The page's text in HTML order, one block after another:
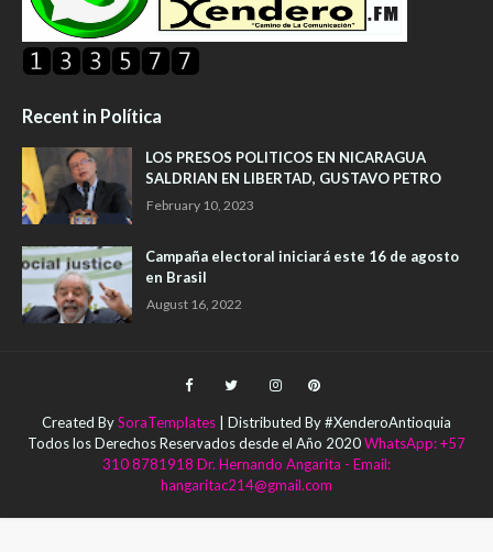
Recent in Política
LOS PRESOS POLITICOS EN NICARAGUA
SALDRIAN EN LIBERTAD, GUSTAVO PETRO
February 10, 2023
Campaña electoral iniciará este 16 de agosto
en Brasil
August 16, 2022
Created BySoraTemplates | Distributed By #XenderoAntioquia
Todos los Derechos Reservados desde el Año 2020WhatsApp: +57
310 8781918 Dr. Hernando Angarita - Email:
hangaritac214@gmail.com